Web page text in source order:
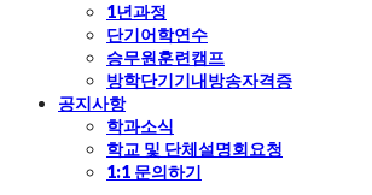
1년과정
단기어학연수
승무원훈련캠프
방학단기기내방송자격증
공지사항
학과소식
학교 및 단체설명회요청
1:1 문의하기